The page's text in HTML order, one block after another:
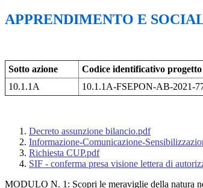
APPRENDIMENTO E
Sotto azione Codice identificativo progetto
10.1.1A
10.1.1A-FSEPON-AB-2021-
Decreto assunzione bilancio.pdf
Informazione-Comunicazione-
Richiesta CUP.pdf
SIF - conferma presa visione lettera di
MODULO N. 1: Scopri le meraviglie della natura